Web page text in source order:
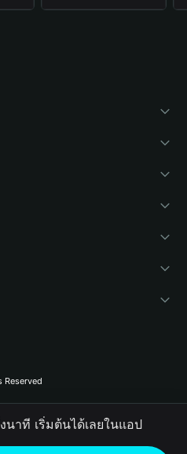
าที เริ่มต้นได้เลยในแอป